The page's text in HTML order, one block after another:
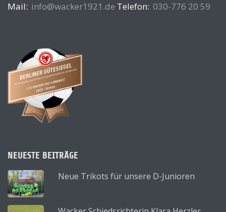
Mail: info@wacker1921.de Telefon: 030-776 20 59
NEUESTE BEITRÄGE
Neue Trikots für unsere D-Junioren